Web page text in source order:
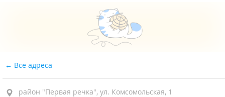
Все адреса
район "Первая речка", ул. Комсомольская, 1